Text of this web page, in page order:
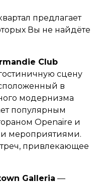
предлагает
Вы не найдёте
Club
сцену
в
модернизма
популярным
Openaire и
мероприятиями.
привлекающее
Galleria —